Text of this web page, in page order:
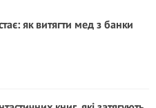
як витягти мед з банки